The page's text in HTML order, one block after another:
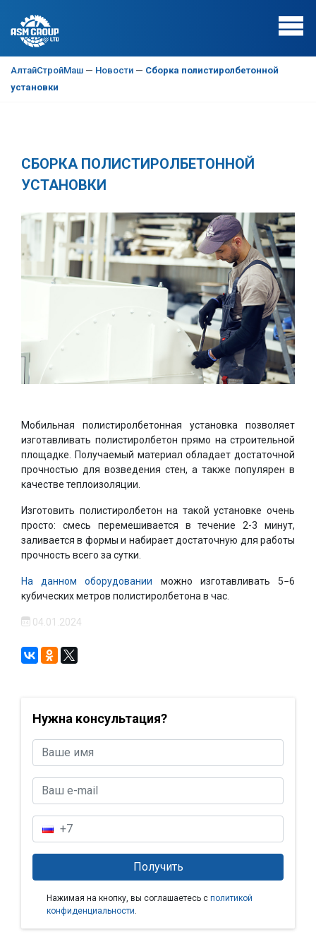
АлтайСтройМаш — Новости — Сборка полистиролбетонной
установки
СБОРКА ПОЛИСТИРОЛБЕТОННОЙ
УСТАНОВКИ
Мобильная полистиролбетонная установка позволяет
изготавливать полистиролбетон прямо на строительной
площадке. Получаемый материал обладает достаточной
прочностью для возведения стен, а также популярен в
качестве теплоизоляции.
Изготовить полистиролбетон на такой установке очень
просто: смесь перемешивается в течение 2-3 минут,
заливается в формы и набирает достаточную для работы
прочность всего за сутки.
На данном оборудовании можно изготавливать 5−6
кубических метров полистиролбетона в час.
04.01.2024
Нужна консультация?
Нажимая на кнопку, вы соглашаетесь с политикой
конфиденциальности